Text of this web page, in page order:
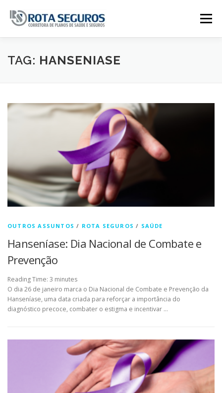
Menu
Página Principal Planos
TAG: HANSENIASE
OUTROS ASSUNTOS / ROTA SEGUROS / SAÚDE
Hanseníase: Dia Nacional de Combate e
Prevenção
Reading Time: 3 minutes
O dia 26 de janeiro marca o Dia Nacional de Combate e Prevenção da
Hanseníase, uma data criada para reforçar a importância do
diagnóstico precoce, combater o estigma e incentivar …